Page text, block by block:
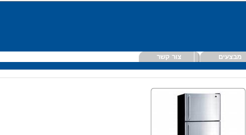
מבצעים צור קשר